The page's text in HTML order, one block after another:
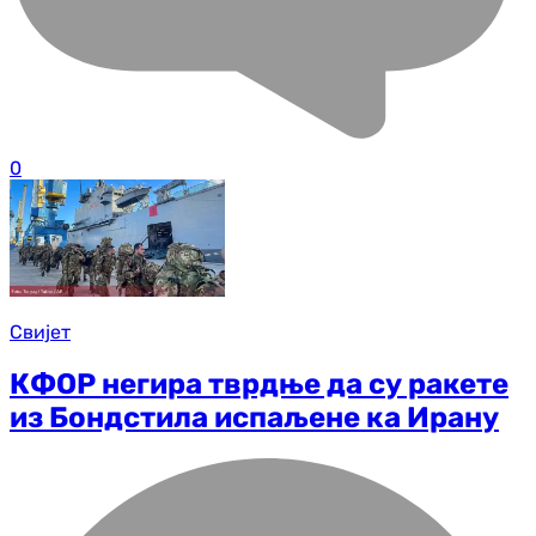
0
Свијет
КФОР негира тврдње да су ракете
из Бондстила испаљене ка Ирану